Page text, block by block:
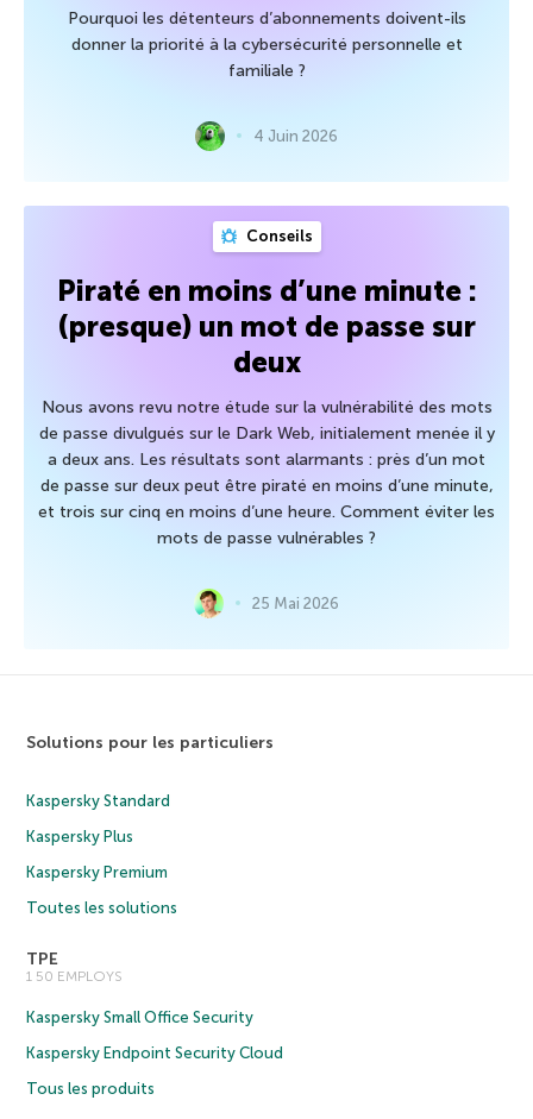
Pourquoi les détenteurs d’abonnements doivent-ils
donner la priorité à la cybersécurité personnelle et
familiale ?
4 Juin 2026
Conseils
Piraté en moins d’une minute :
(presque) un mot de passe sur
deux
Nous avons revu notre étude sur la vulnérabilité des mots
de passe divulgués sur le Dark Web, initialement menée il y
a deux ans. Les résultats sont alarmants : près d’un mot
de passe sur deux peut être piraté en moins d’une minute,
et trois sur cinq en moins d’une heure. Comment éviter les
mots de passe vulnérables ?
25 Mai 2026
Solutions pour les particuliers
Kaspersky Standard
Kaspersky Plus
Kaspersky Premium
Toutes les solutions
TPE
1 50 EMPLOYS
Kaspersky Small Office Security
Kaspersky Endpoint Security Cloud
Tous les produits